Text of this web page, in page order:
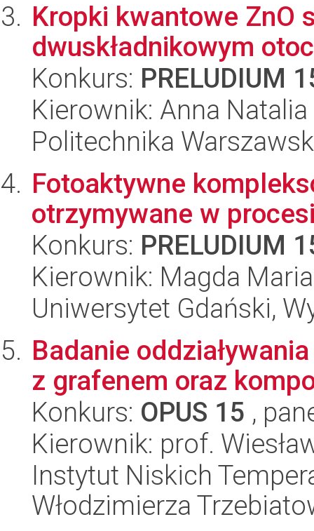
Kropki kwantowe ZnO
dwuskładnikowym
Konkurs: PRELUDIUM
Kierownik: Anna
Politechnika
Fotoaktywne
otrzymywane w
Konkurs: PRELUDIUM
Kierownik: Magda
Uniwersytet Gdański,
Badanie
z grafenem oraz
Konkurs: OPUS 15 ,
Kierownik: prof.
Instytut Niskich
Włodzimierza